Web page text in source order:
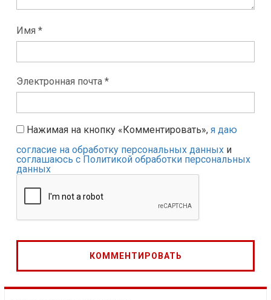
Имя *
Электронная почта *
Нажимая на кнопку «Комментировать», я даю
согласие на обработку персональных данных и
соглашаюсь с Политикой обработки персональных
данных